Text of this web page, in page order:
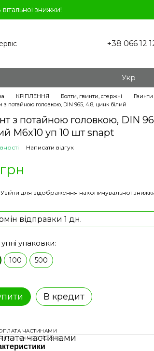
знижки!
+38 066 12
Укр
КРІПЛЕННЯ Болти, гвинти, стержні
з потайною головкою, DIN 965, 4.8, цинк білий
з потайною головкою, DIN
M6x10 уп 10 шт snapt
Написати відгук
Увійти для відображення накопичувальної
відправки 1 дн.
упаковки:
100 500
В кредит
ЧАСТИНАМИ
платежі по 4.25 грн